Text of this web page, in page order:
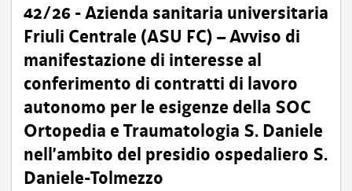
42/26 - Azienda sanitaria universitaria
Friuli Centrale (ASU FC) – Avviso di
manifestazione di interesse al
conferimento di contratti di lavoro
autonomo per le esigenze della SOC
Ortopedia e Traumatologia S. Daniele
nell’ambito del presidio ospedaliero S.
Daniele-Tolmezzo